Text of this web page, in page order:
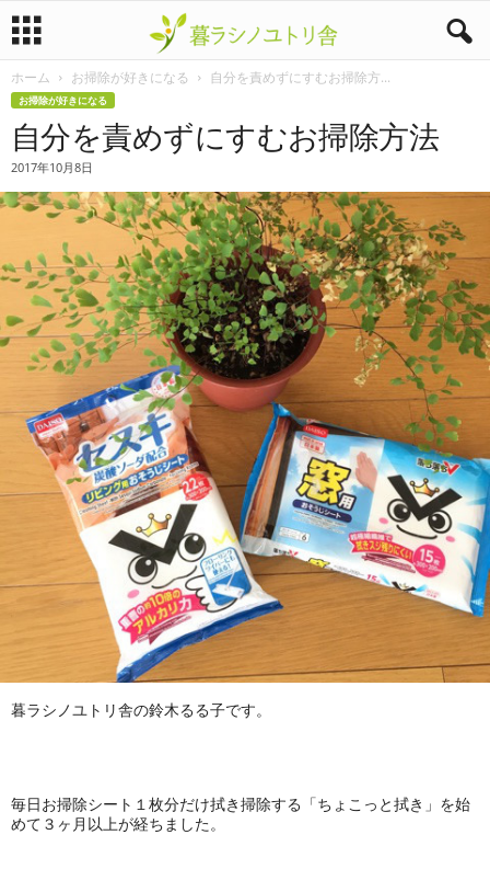
暮
ユ
ト
ホーム お掃除が好きになる 自分を責めずにすむお掃除方...
お掃除が好きになる
自分を責めずにすむお掃除方法
2017年10月8日
暮ラシノユトリ舎の鈴木るる子です。
毎日お掃除シート１枚分だけ拭き掃除する「ちょこっと拭き」を始
めて３ヶ月以上が経ちました。